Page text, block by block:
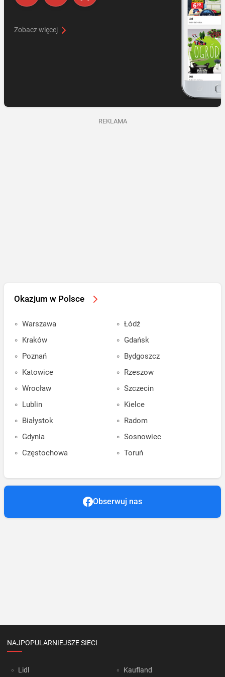
Zobacz więcej
REKLAMA
Okazjum w Polsce
Warszawa
Kraków
Poznań
Katowice
Wrocław
Lublin
Białystok
Gdynia
Częstochowa
Łódź
Gdańsk
Bydgoszcz
Rzeszow
Szczecin
Kielce
Radom
Sosnowiec
Toruń
Obserwuj nas
NAJPOPULARNIEJSZE SIECI
Lidl Kaufland